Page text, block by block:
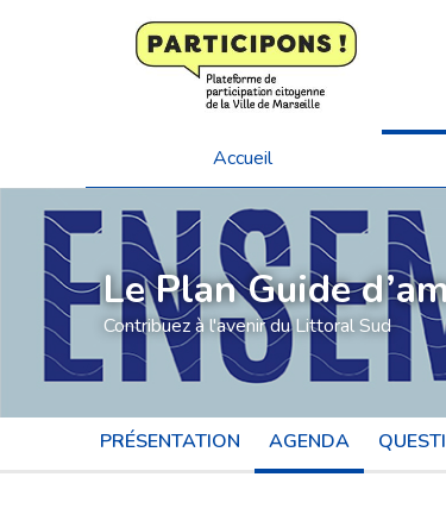
Accueil
Le Plan Guide
Contribuez à l'avenir du Littoral Sud
PRÉSENTATION AGENDA